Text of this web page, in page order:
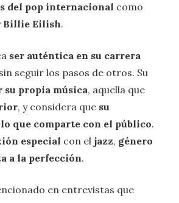
del pop internacional como
Billie Eilish.
ser auténtica en su carrera
seguir los pasos de otros. Su
su propia música, aquella que
, y considera que su
que comparte con el público.
especial con el jazz, género
a la perfección.
en entrevistas que